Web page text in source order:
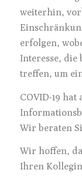
weiterhin,
erfolgen,
Interesse,
treffen, um
COVID-19
Wir beraten
Wir hoffen,
Ihren